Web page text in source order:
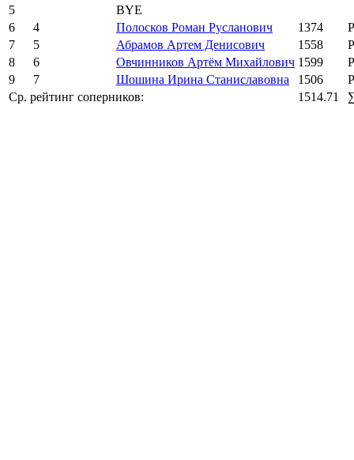
5
BYE
6
4 Полосков Роман Русланович 1374
7
5 Абрамов Артем Денисович 1558
8
6 Овчинников Артём Михайлович 1599
9
7 Шошина Ирина Станиславовна 1506
Ср. рейтинг соперников:
1514.71